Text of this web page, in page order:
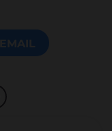
EMAIL